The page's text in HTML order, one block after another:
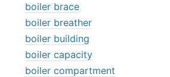
boiler brace
boiler breather
boiler building
boiler capacity
boiler compartment